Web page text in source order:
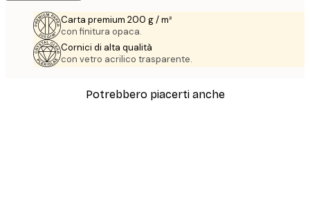
Carta premium 200 g / m²
con finitura opaca.
Cornici di alta qualità
con vetro acrilico trasparente.
Potrebbero piacerti anche